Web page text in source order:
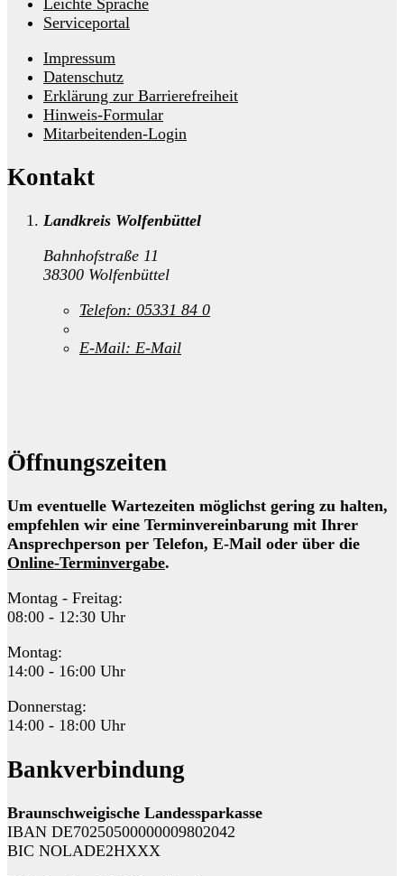
Serviceportal
Impressum
Datenschutz
Erklärung zur Barrierefreiheit
Hinweis-Formular
Mitarbeitenden-Login
Kontakt
Landkreis Wolfenbüttel
Bahnhofstraße 11
38300 Wolfenbüttel
Telefon: 05331 84 0
E-Mail: E-Mail
Öffnungszeiten
Um eventuelle Wartezeiten möglichst gering zu halten,
empfehlen wir eine Terminvereinbarung mit Ihrer
Ansprechperson per Telefon, E-Mail oder über die
Online-Terminvergabe.
Montag - Freitag:
08:00 - 12:30 Uhr
Montag:
14:00 - 16:00 Uhr
Donnerstag:
14:00 - 18:00 Uhr
Bankverbindung
Braunschweigische Landessparkasse
IBAN DE70250500000009802042
BIC NOLADE2HXXX